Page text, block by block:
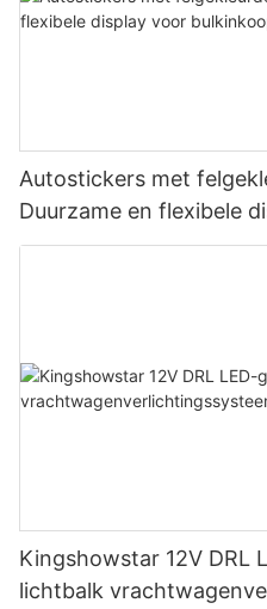
Autostickers met
Duurzame en flexibele
de zakelijke markt.
Kingshowstar 12V DRL
lichtbalk